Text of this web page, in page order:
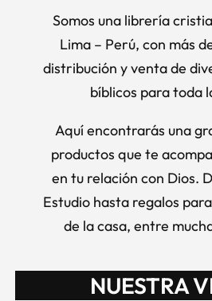
Somos una librería
Lima – Perú, con más
distribución y venta de
bíblicos para toda
Aquí encontrarás una
productos que te
en tu relación con Dios.
Estudio hasta regalos
de la casa, entre
NUESTRA